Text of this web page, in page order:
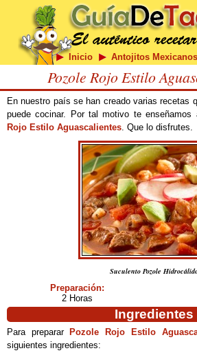
Inicio Antojitos Mexicanos
Pozole Rojo Estilo
En nuestro país se han creado varias recetas
puede cocinar. Por tal motivo te
Rojo Estilo Aguascalientes. Que lo disfrutes.
Suculento Pozole
Preparación:
2 Horas
Ingredientes
Para preparar Pozole Rojo Estilo
siguientes ingredientes: